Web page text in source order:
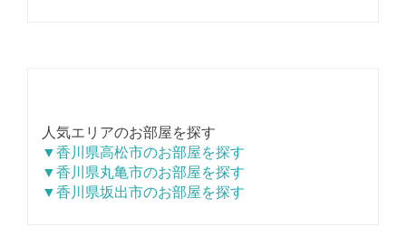
人気エリアのお部屋を探す
▼香川県高松市のお部屋を探す
▼香川県丸亀市のお部屋を探す
▼香川県坂出市のお部屋を探す